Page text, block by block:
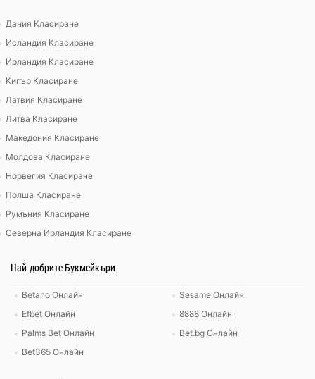
Дания Класиране
Исландия Класиране
Ирландия Класиране
Кипър Класиране
Латвия Класиране
Литва Класиране
Македония Класиране
Молдова Класиране
Норвегия Класиране
Полша Класиране
Румъния Класиране
Северна Ирландия Класиране
Най-добрите Букмейкъри
Betano Онлайн
Efbet Онлайн
Palms Bet Онлайн
Bet365 Онлайн
Sesame Онлайн
8888 Онлайн
Bet.bg Онлайн